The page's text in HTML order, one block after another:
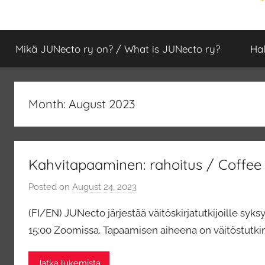
JUNecto
ry
ja
Utuling-
väitöskirjatutkijoiden
Mikä JUNecto ry on? / What is JUNecto ry?
Month: August 2023
Kahvitapaaminen: rahoitus /
Posted on August 24, 2023
j
e
(FI/EN) JUNecto järjestää väitöskirjatutkijoille
15:00 Zoomissa. Tapaamisen aiheena on